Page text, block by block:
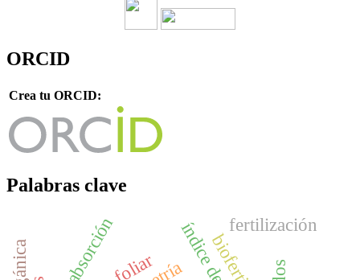
ORCID
Crea tu ORCID:
Palabras clave
absorción fertilización